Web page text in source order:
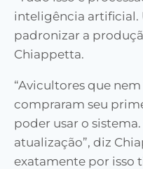
inteligência artificial.
padronizar a
Chiappetta.
“Avicultores que
compraram seu
poder usar o
atualização”, diz
exatamente por isso